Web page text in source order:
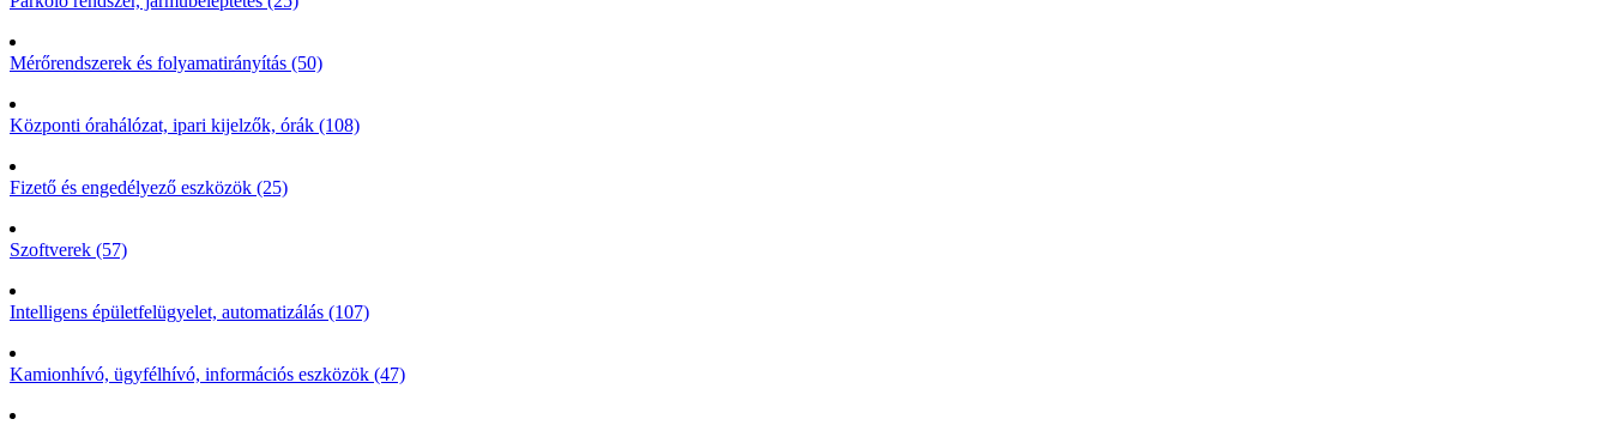
Mérőrendszerek és folyamatirányítás (50)
Központi órahálózat, ipari kijelzők, órák (108)
Fizető és engedélyező eszközök (25)
Szoftverek (57)
Intelligens épületfelügyelet, automatizálás (107)
Kamionhívó, ügyfélhívó, információs eszközök (47)